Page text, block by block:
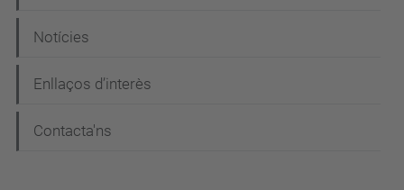
Notícies
Enllaços d’interès
Contacta'ns